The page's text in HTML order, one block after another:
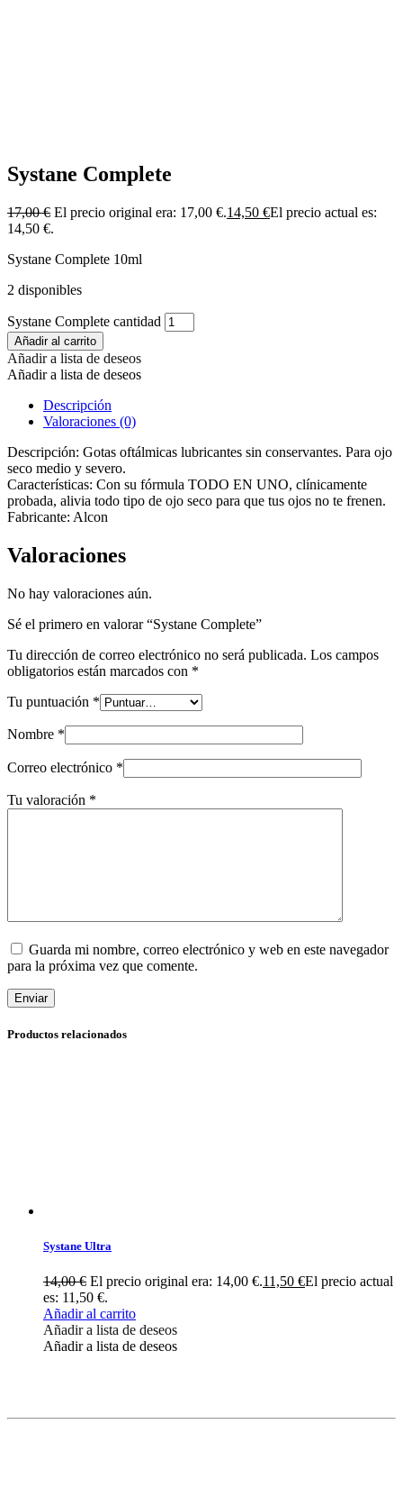
Systane Complete
17,00€ El precio original era: 17,00 €.14,50 €El precio actual es:
14,50 €.
Systane Complete 10ml
2 disponibles
Systane Complete cantidad
Añadir al carrito
Añadir a lista de deseos
Añadir a lista de deseos
Descripción
Valoraciones (0)
Descripción: Gotas oftálmicas lubricantes sin conservantes. Para ojo
seco medio y severo.
Características: Con su fórmula TODO EN UNO, clínicamente
probada, alivia todo tipo de ojo seco para que tus ojos no te frenen.
Fabricante: Alcon
Valoraciones
No hay valoraciones aún.
Sé el primero en valorar “Systane Complete”
Tu dirección de correo electrónico no será publicada. Los campos
obligatorios están marcados con *
Tu puntuación *
Nombre *
Correo electrónico *
Tu valoración *
Guarda mi nombre, correo electrónico y web en este navegador
para la próxima vez que comente.
Enviar
Productos relacionados
Systane Ultra
14,00€ El precio original era: 14,00 €.11,50 €El precio actual
es: 11,50 €.
Añadir al carrito
Añadir a lista de deseos
Añadir a lista de deseos